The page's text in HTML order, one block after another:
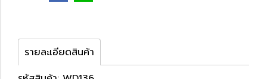
รายละเอียดสินค้า